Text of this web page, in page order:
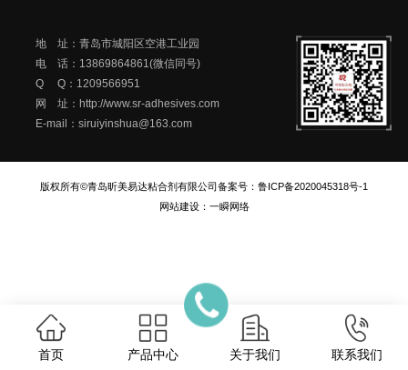
地 址：青岛市城阳区空港工业园
电 话：13869864861(微信同号)
Q Q：1209566951
网 址：http://www.sr-adhesives.com
E-mail：siruiyinshua@163.com
版权所有©青岛昕美易达粘合剂有限公司备案号： 鲁ICP备2020045318号-1
网站建设： 一瞬网络
首页 产品中心 关于我们 联系我们